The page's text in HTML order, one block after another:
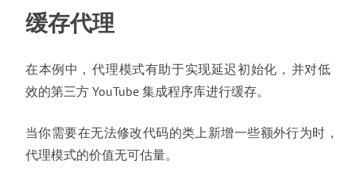
缓存代理
在本例中 ， 代理模式有助于实现延迟初始化
并对低
效的第三方 YouTube 集成程序库进行缓存。
当你需要在无法修改代码的类上新增一些额外行为时
代理模式的价值无可估量。